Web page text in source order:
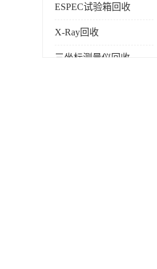
ESPEC试验箱回收
X-Ray回收
三坐标测量仪回收